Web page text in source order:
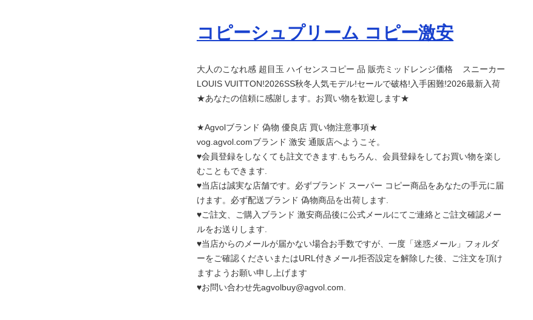
コピーシュプリーム コピー激安
大人のこなれ感 超目玉 ハイセンスコピー 品 販売ミッドレンジ価格 スニーカー
LOUIS VUITTON!2026SS秋冬人気モデル!セールで破格!入手困難!2026最新入荷
★あなたの信頼に感謝します。お買い物を歓迎します★
★Agvolブランド 偽物 優良店 買い物注意事項★
vog.agvol.comブランド 激安 通販店へようこそ。
♥会員登録をしなくても註文できます.もちろん、会員登録をしてお買い物を楽し
むこともできます.
♥当店は誠実な店舗です。必ずブランド スーパー コピー商品をあなたの手元に届
けます。必ず配送ブランド 偽物商品を出荷します.
♥ご註文、ご購入ブランド 激安商品後に公式メールにてご連絡とご註文確認メー
ルをお送りします.
♥当店からのメールが届かない場合お手数ですが、一度「迷惑メール」フォルダ
ーをご確認くださいまたはURL付きメール拒否設定を解除した後、ご注文を頂け
ますようお願い申し上げます
♥お問い合わせ先agvolbuy@agvol.com.